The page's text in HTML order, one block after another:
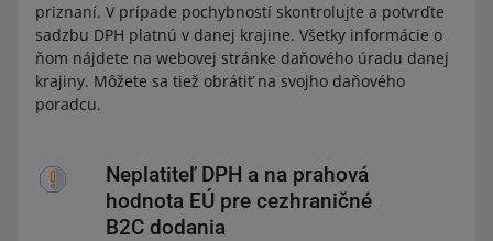
priznaní. V prípade pochybností skontrolujte a potvrďte
sadzbu DPH platnú v danej krajine. Všetky informácie o
ňom nájdete na webovej stránke daňového úradu danej
krajiny. Môžete sa tiež obrátiť na svojho daňového
poradcu.
Neplatiteľ DPH a na prahová
hodnota EÚ pre cezhraničné
B2C dodania